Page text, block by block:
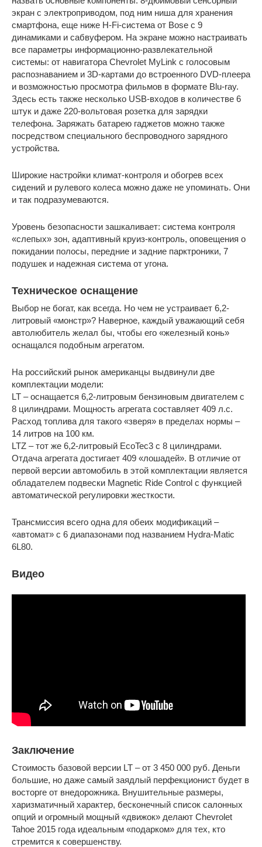
экран с электроприводом, под ним ниша для хранения
смартфона, еще ниже H-Fi-система от Bose с 9
динамиками и сабвуфером. На экране можно настраивать
все параметры информационно-развлекательной
системы: от навигатора Chevrolet MyLink с голосовым
распознаванием и 3D-картами до встроенного DVD-плеера
и возможностью просмотра фильмов в формате Blu-ray.
Здесь есть также несколько USB-входов в количестве 6
штук и даже 220-вольтовая розетка для зарядки
телефона. Заряжать батарею гаджетов можно также
посредством специального беспроводного зарядного
устройства.
Широкие настройки климат-контроля и обогрев всех
сидений и рулевого колеса можно даже не упоминать. Они
и так подразумеваются.
Уровень безопасности зашкаливает: система контроля
«слепых» зон, адаптивный круиз-контроль, оповещения о
покидании полосы, передние и задние парктроники, 7
подушек и надежная система от угона.
Техническое оснащение
Выбор не богат, как всегда. Но чем не устраивает 6,2-
литровый «монстр»? Наверное, каждый уважающий себя
автолюбитель желал бы, чтобы его «железный конь»
оснащался подобным агрегатом.
На российский рынок американцы выдвинули две
комплектации модели:
LT – оснащается 6,2-литровым бензиновым двигателем с
8 цилиндрами. Мощность агрегата составляет 409 л.с.
Расход топлива для такого «зверя» в пределах нормы –
14 литров на 100 км.
LTZ – тот же 6,2-литровый EcoTec3 с 8 цилиндрами.
Отдача агрегата достигает 409 «лошадей». В отличие от
первой версии автомобиль в этой комплектации является
обладателем подвески Magnetic Ride Control с функцией
автоматической регулировки жесткости.
Трансмиссия всего одна для обеих модификаций –
«автомат» с 6 диапазонами под названием Hydra-Matic
6L80.
Видео
Заключение
Стоимость базовой версии LT – от 3 450 000 руб. Деньги
большие, но даже самый заядлый перфекционист будет в
восторге от внедорожника. Внушительные размеры,
харизматичный характер, бесконечный список салонных
опций и огромный мощный «движок» делают Chevrolet
Tahoe 2015 года идеальным «подарком» для тех, кто
стремится к совершенству.